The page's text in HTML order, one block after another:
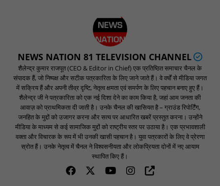
NEWS NATION 81 TELEVISION CHANNEL
शैलेन्द्र कुमार राजपूत (CEO & Editor in Chief) एक प्रतिष्ठित समाचार चैनल के
संपादक हैं, जो निष्पक्ष और सटीक पत्रकारिता के लिए जाने जाते हैं। वे वर्षों से मीडिया जगत
में सक्रिय हैं और अपनी तीव्र दृष्टि, नेतृत्व क्षमता एवं समर्पण के लिए पहचान बनाए हुए हैं।
शैलेन्द्र जी ने पत्रकारिता को एक नई दिशा देने का काम किया है, जहां आम जनता की
आवाज़ को प्राथमिकता दी जाती है। उनके चैनल की खासियत है – ग्राउंड रिपोर्टिंग,
जनहित के मुद्दों को उजागर करना और सत्य पर आधारित खबरें प्रस्तुत करना। उन्होंने
मीडिया के माध्यम से कई सामाजिक मुद्दों को राष्ट्रीय स्तर पर उठाया है। एक प्रभावशाली
वक्ता और विचारक के रूप में भी उनकी खासी पहचान है। युवा पत्रकारों के लिए वे प्रेरणा
स्रोत हैं। उनके नेतृत्व में चैनल ने विश्वसनीयता और लोकप्रियता दोनों में नए आयाम
स्थापित किए हैं।